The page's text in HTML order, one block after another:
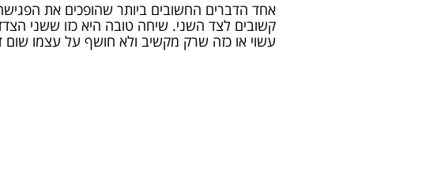
אחד הדברים החשובים ביותר שהופכים את
קשובים לצד השני. שיחה טובה היא כזו ששני
עשוי או כזה שרק מקשיב ולא חושף על עצמו